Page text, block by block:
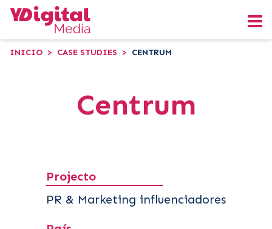
INICIO > CASE STUDIES > CENTRUM
Centrum
Projecto
PR & Marketing influenciadores